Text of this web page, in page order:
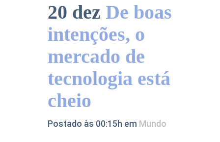
20 dez De boas
intenções, o
mercado de
tecnologia está
cheio
Postado às 00:15h em Mundo